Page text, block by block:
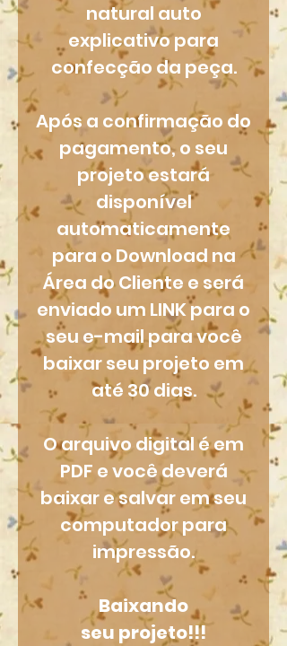
natural auto
explicativo para
confecção da peça.
Após a confirmação do
pagamento, o seu
projeto estará
disponível
automaticamente
para o Download na
Área do Cliente e será
enviado um LINK para o
seu e-mail para você
baixar seu projeto em
até 30 dias.
O arquivo digital é em
PDF e você deverá
baixar e salvar em seu
computador para
impressão.
Baixando
seu projeto!!!